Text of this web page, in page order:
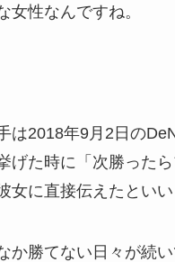
女性なんですね。
は2018年9月2日の
げた時に「次勝った
女に直接伝えたといい
か勝てない日々が続